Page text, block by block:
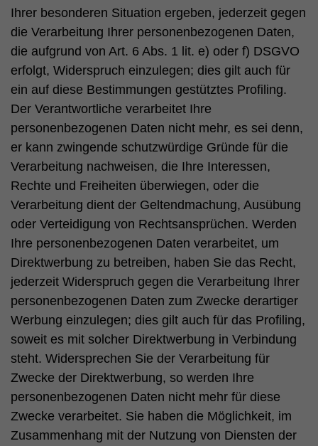
Ihrer besonderen Situation ergeben, jederzeit gegen
die Verarbeitung Ihrer personenbezogenen Daten,
die aufgrund von Art. 6 Abs. 1 lit. e) oder f) DSGVO
erfolgt, Widerspruch einzulegen; dies gilt auch für
ein auf diese Bestimmungen gestütztes Profiling.
Der Verantwortliche verarbeitet Ihre
personenbezogenen Daten nicht mehr, es sei denn,
er kann zwingende schutzwürdige Gründe für die
Verarbeitung nachweisen, die Ihre Interessen,
Rechte und Freiheiten überwiegen, oder die
Verarbeitung dient der Geltendmachung, Ausübung
oder Verteidigung von Rechtsansprüchen. Werden
Ihre personenbezogenen Daten verarbeitet, um
Direktwerbung zu betreiben, haben Sie das Recht,
jederzeit Widerspruch gegen die Verarbeitung Ihrer
personenbezogenen Daten zum Zwecke derartiger
Werbung einzulegen; dies gilt auch für das Profiling,
soweit es mit solcher Direktwerbung in Verbindung
steht. Widersprechen Sie der Verarbeitung für
Zwecke der Direktwerbung, so werden Ihre
personenbezogenen Daten nicht mehr für diese
Zwecke verarbeitet. Sie haben die Möglichkeit, im
Zusammenhang mit der Nutzung von Diensten der